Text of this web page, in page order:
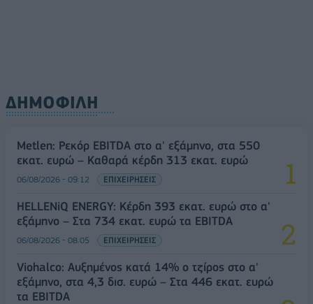
ΔΗΜΟΦΙΛΗ
Metlen: Ρεκόρ EBITDA στο α' εξάμηνο, στα 550
εκατ. ευρώ – Καθαρά κέρδη 313 εκατ. ευρώ
06/08/2026 - 09:12 ΕΠΙΧΕΙΡΗΣΕΙΣ
HELLENiQ ENERGY: Κέρδη 393 εκατ. ευρώ στο α'
εξάμηνο – Στα 734 εκατ. ευρώ τα EBITDA
06/08/2026 - 08:05 ΕΠΙΧΕΙΡΗΣΕΙΣ
Viohalco: Αυξημένος κατά 14% ο τζίρος στο α'
εξάμηνο, στα 4,3 δισ. ευρώ – Στα 446 εκατ. ευρώ
τα EBITDA